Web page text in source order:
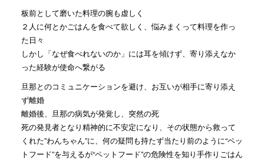
板前として磨いた料理の腕も虚しく
２人に何とかごはんを食べて欲しく、悩みまくって料理を作っ
た日々
しかし「なぜ食べれないのか」には耳を傾けず、寄り添えなか
った経験が使命へ繋がる
旦那とのコミュニケーションを避け、お互いが相手に寄り添え
ず離婚
離婚後、旦那の病気が発覚し、突然の死
死の発見者となり精神的に不安定になり、その状態から救って
くれた”わんちゃん”に、何の疑問も持たず当たり前のように“ペッ
トフード”を与えるが“ペットフード”の危険性を知り手作りごはん